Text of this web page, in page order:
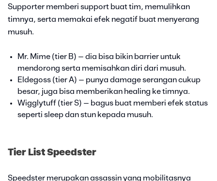
Supporter memberi support buat tim, memulihkan
timnya, serta memakai efek negatif buat menyerang
musuh.
Mr. Mime (tier B) – dia bisa bikin barrier untuk
mendorong serta memisahkan diri dari musuh.
Eldegoss (tier A) – punya damage serangan cukup
besar, juga bisa memberikan healing ke timnya.
Wigglytuff (tier S) – bagus buat memberi efek status
seperti sleep dan stun kepada musuh.
Tier List Speedster
Speedster merupakan assassin yang mobilitasnya